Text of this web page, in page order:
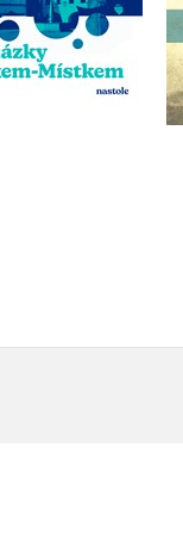
Do košíku